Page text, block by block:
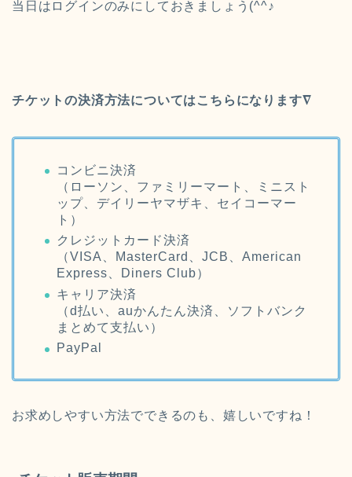
当日はログインのみにしておきましょう(^^♪
チケットの決済方法についてはこちらになります∇
コンビニ決済
（ローソン、ファミリーマート、ミニスト
ップ、デイリーヤマザキ、セイコーマー
ト）
クレジットカード決済
（VISA、MasterCard、JCB、American
Express、Diners Club）
キャリア決済
（d払い、auかんたん決済、ソフトバンク
まとめて支払い）
PayPal
お求めしやすい方法でできるのも、嬉しいですね！